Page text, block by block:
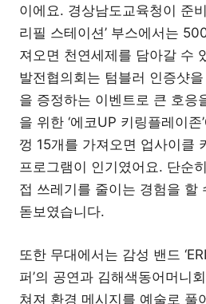
이에요. 경상남도교육청이 준
리필 스테이션’ 부스에서는
져오면 천연세제를 담아갈 수
발전협의회는 텀블러 인증샷
을 증정하는 이벤트로 큰 호응
을 위한 ‘에코UP 키링플레이
껑 15개를 가져오면 업사이클
프로그램이 인기였어요. 단순
접 쓰레기를 줄이는 경험을 할
돋보였습니다.
또한 무대에서는 감성 밴드
퍼’의 공연과 김해색동어머니
쳐져 환경 메시지를 예술로 풀